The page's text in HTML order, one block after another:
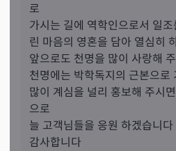
로
가시는 길에 역학인으로서 일
린 마음의 영혼을 담아 열심히
앞으로도 천명을 많이 사랑해
천명에는 박학독지의 근본으로
많이 계심을 널리 홍보해 주시
으로
늘 고객님들을 응원 하겠습니다
감사합니다